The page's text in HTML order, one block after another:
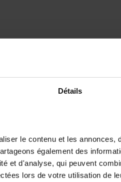
Détails
le contenu et les
également des
et d'analyse, qui peuvent
lors de votre utilisation de